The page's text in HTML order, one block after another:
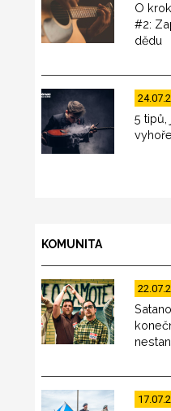
O
#2:
dědu
5 tipů,
KOMUNITA